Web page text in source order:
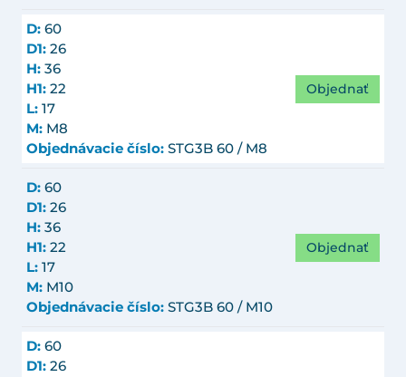
D: 60
D1: 26
H: 36
H1: 22
L: 17
M: M8
Objednávacie číslo: STG3B 60 / M8
Objednať
D: 60
D1: 26
H: 36
H1: 22
L: 17
M: M10
Objednávacie číslo: STG3B 60 / M10
Objednať
D: 60
D1: 26